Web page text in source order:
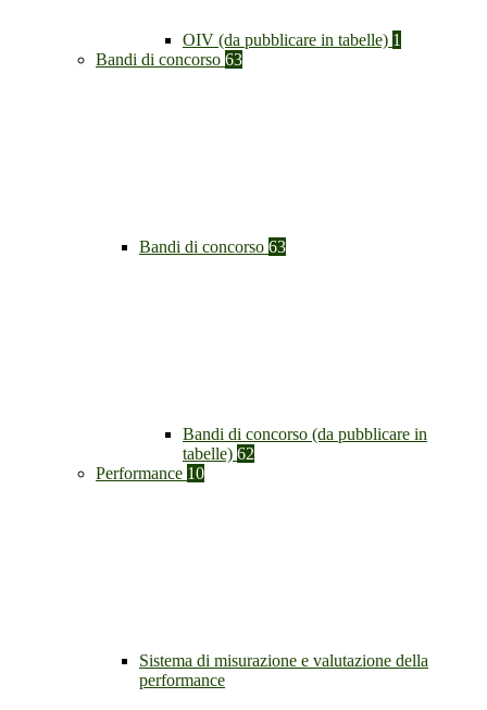
OIV (da pubblicare in tabelle) 1
Bandi di concorso 63
Bandi di concorso 63
Bandi di concorso (da pubblicare in
tabelle) 62
Performance 10
Sistema di misurazione e valutazione della
performance